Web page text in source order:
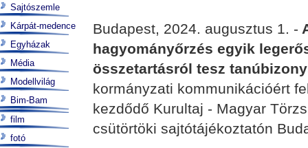
Budapest, 2024. augusztus 1. -
hagyományőrzés egyik
összetartásról tesz
kormányzati kommunikációért
kezdődő Kurultaj - Magyar
csütörtöki sajtótájékoztatón
Sajtószemle
Kárpát-medence
Egyházak
Média
Modellvilág
Bim-Bam
film
fotó